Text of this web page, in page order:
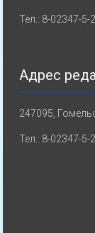
Тел.: 8-02347-5-
Адрес
247095,
Тел.: 8-02347-5-